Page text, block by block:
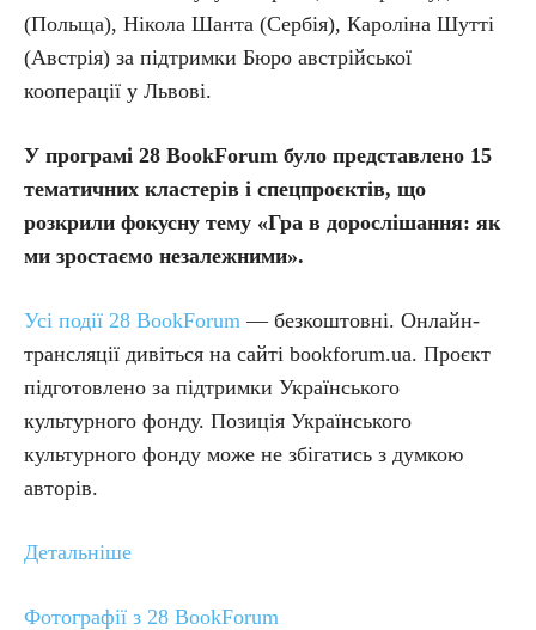
(Польща), Нікола Шанта (Сербія), Кароліна Шутті
(Австрія) за підтримки Бюро австрійської
кооперації у Львові.
У програмі 28 BookForum було представлено 15
тематичних кластерів і спецпроєктів, що
розкрили фокусну тему «Гра в дорослішання: як
ми зростаємо незалежними».
Усі події 28 BookForum— безкоштовні. Онлайн-
трансляції дивіться на сайті bookforum.ua. Проєкт
підготовлено за підтримки Українського
культурного фонду. Позиція Українського
культурного фонду може не збігатись з думкою
авторів.
Детальніше
Фотографії з 28 BookForum